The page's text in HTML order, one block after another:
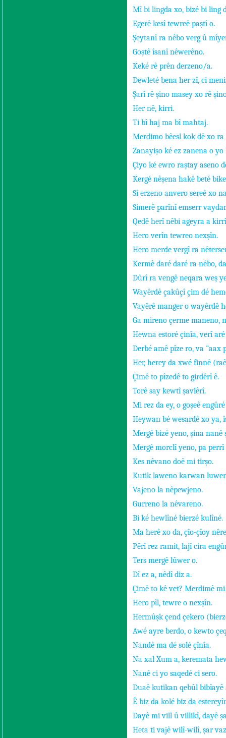
Mî bi lingda xo, bizé bi ling
Egerê kesî tewreê paştî o.
Şeytanî ra nêbo verg û
Goştê îsanî nêwerêno.
Keké rê prên derzeno/a.
Dewleté bena her zî, ci
Şarî rê şino masey xo rê
Her nê, kirri.
Ti bî haj ma bî mahtaj.
Merdimo bêesl kok dê xo ra
Zanayişo ké ez zanena o
Çiyo ké ewro raştay aseno
Kergé nêşena hakê beté
Sî erzeno anvero sereê xo
Simerê parînî emserr
Qedê herî nêbi ageyra a
Hero verîn tewreo nexşîn.
Hero merde vergî ra
Kermê daré daré ra nêbo,
Dûrî ra vengê neqara weş
Wayêrdê çakûçî çim dé
Vayêrê manger o wayêrdê
Ga mireno çerme maneno,
Hewna estoré çinîa, verî
Derbé amê pîze ro, va "aax
Her, herey da xwé finnê
Çimê to pîzedê to girdêrî ê.
Torê say kewtî şavlêrî.
Mi rez da ey, o goşeê
Heywan bé wesardê xo ya,
Mergê bizé yeno, şina nanê
Mergê morclî yeno, pa
Kes nêvano doê mi tirşo.
Kutik laweno karwan
Vajeno la nêpewjeno.
Gurreno la nêvareno.
Bi ké hewlîné bierzé kulîné.
Ma herê xo da, çîo-çîoy
Pêrî rez ramit, lajî cira
Ters mergê lûwer o.
Dî ez a, nêdî diz a.
Çimê to kê vet? Merdimê
Hero pîl, tewre o nexşîn.
Hermûşk çend çekero
Awé ayre berdo, o kewto
Nandê ma dé solé çînîa.
Na xal Xum a, keremata
Nanê ci yo saqedé ci sero.
Duaê kutikan qebûl bibîayê
Ê biz da kolé biz da
Dayê mi vill û villikî, dayê
Heta ti vajê wilî-wilî, şar